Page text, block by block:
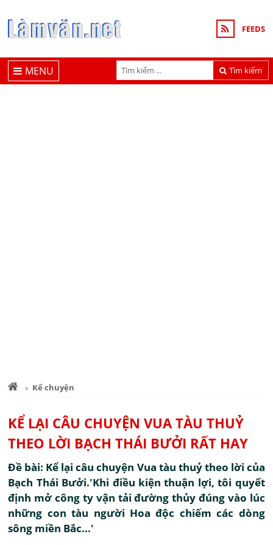
FEEDS
Tìm kiếm
MENU
Kể chuyện
KỂ LẠI CÂU CHUYỆN VUA TÀU THUỶ
THEO LỜI BẠCH THÁI BƯỞI RẤT HAY
Đề bài: Kể lại câu chuyện Vua tàu thuỷ theo lời của
Bạch Thái Bưởi.'Khi điều kiện thuận lợi, tôi quyết
định mở công ty vận tải đường thủy đúng vào lúc
những con tàu người Hoa độc chiếm các dòng
sông miền Bắc...'